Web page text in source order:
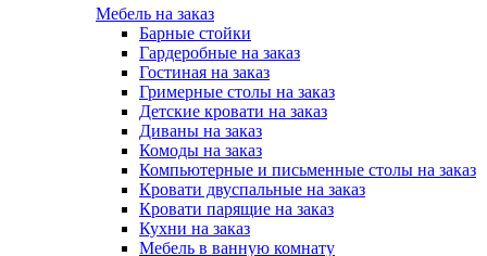
Мебель на заказ
Барные стойки
Гардеробные на заказ
Гостиная на заказ
Гримерные столы на заказ
Детские кровати на заказ
Диваны на заказ
Комоды на заказ
Компьютерные и письменные столы на заказ
Кровати двуспальные на заказ
Кровати парящие на заказ
Кухни на заказ
Мебель в ванную комнату